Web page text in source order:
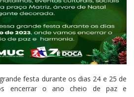
festa durante os dias 24 e 25 de
encerrar o ano cheio de paz e